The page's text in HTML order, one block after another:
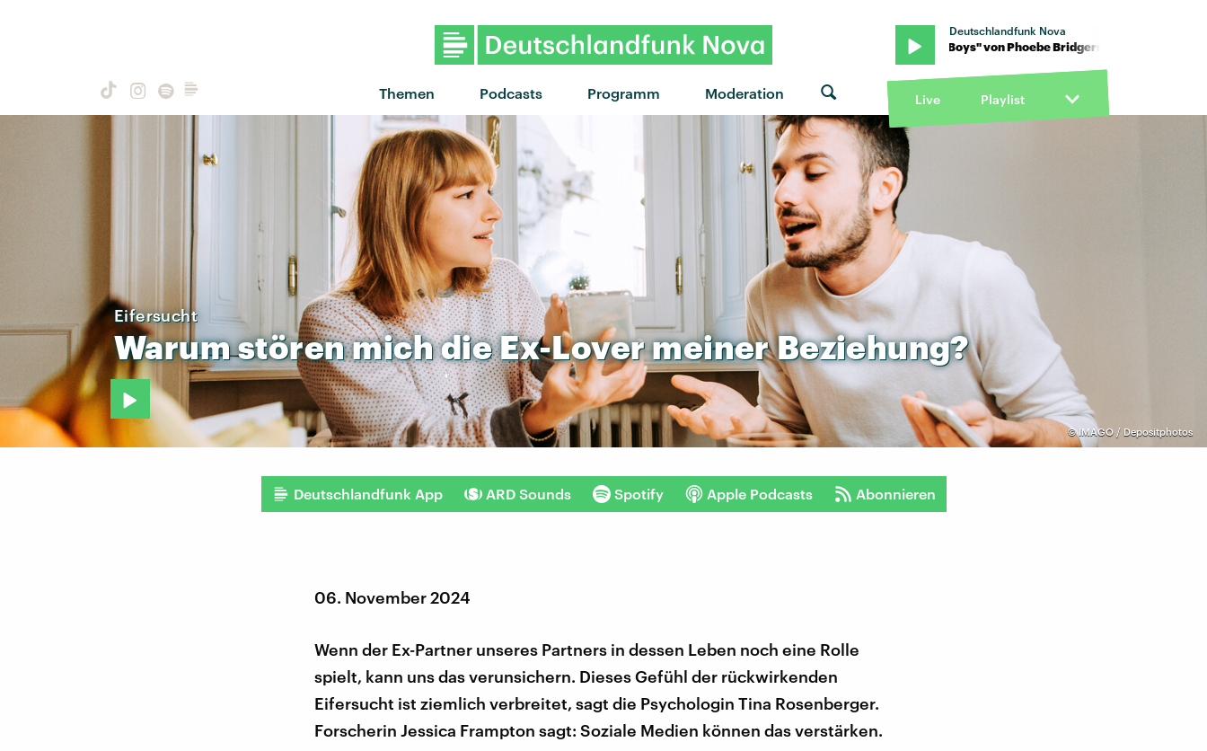
Themen Podcasts Programm Moderation
Deutschlandfunk Nova
"Lost Boys" von Phoebe Bridgers · "Lost Boys" von Phoebe Bridgers · "Lost Boys" von Phoebe
Live Playlist
©IMAGO / Depositphotos
Eifersucht
WarumstörenmichdieEx-LovermeinerBeziehung?
Deutschlandfunk App ARD Sounds Spotify Apple Podcasts Abonnieren
06. November 2024
Wenn der Ex-Partner unseres Partners in dessen Leben noch eine Rolle
spielt, kann uns das verunsichern. Dieses Gefühl der rückwirkenden
Eifersucht ist ziemlich verbreitet, sagt die Psychologin Tina Rosenberger.
Forscherin Jessica Frampton sagt: Soziale Medien können das verstärken.